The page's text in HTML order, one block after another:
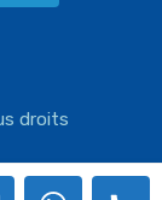
droits